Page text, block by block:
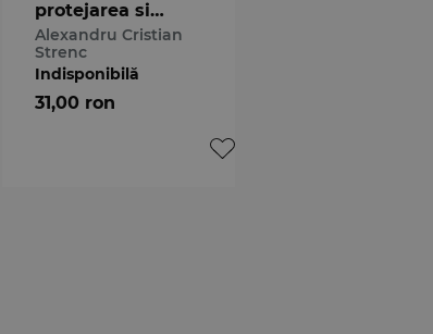
protejarea si
respectarea
dreptului
proprietatii
intelectuale
Alexandru Cristian
Strenc
Indisponibilă
31,00 ron